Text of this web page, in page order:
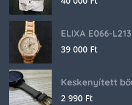
ELIXA E066-L213
39 000 Ft
2 990 Ft